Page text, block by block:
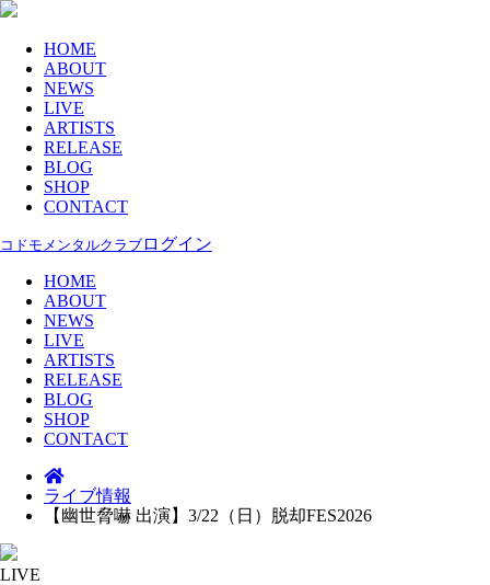
HOME
ABOUT
NEWS
LIVE
ARTISTS
RELEASE
BLOG
SHOP
CONTACT
コドモメンタルクラブ ログイン
HOME
ABOUT
NEWS
LIVE
ARTISTS
RELEASE
BLOG
SHOP
CONTACT
ライブ情報
【幽世脅嚇 出演】3/22（日）脱却FES2026
LIVE